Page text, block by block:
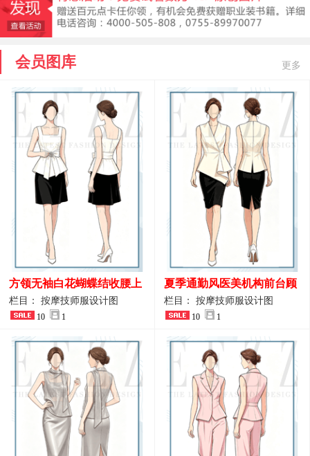
会员图库 更多
方领无袖白花蝴蝶结收腰上
衣 SPA会所接待工作制服设
计
栏目： 按摩技师服设计图
10 1
夏季通勤风医美机构前台顾
问端庄工作制服
栏目： 按摩技师服设计图
10 1